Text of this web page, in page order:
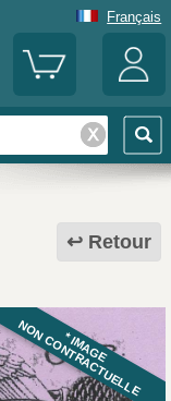
Français
Retour
* IMAGE
NON CONTRACTUELLE